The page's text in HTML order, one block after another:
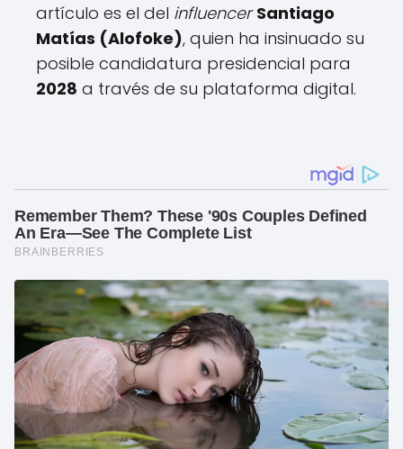
artículo es el del influencer Santiago
Matías (Alofoke), quien ha insinuado su
posible candidatura presidencial para
2028 a través de su plataforma digital.